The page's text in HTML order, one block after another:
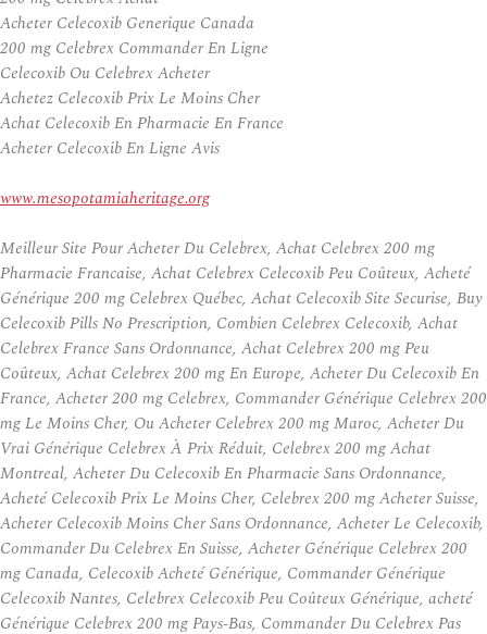
Acheter Celecoxib Generique Canada
200 mg Celebrex Commander En Ligne
Celecoxib Ou Celebrex Acheter
Achetez Celecoxib Prix Le Moins Cher
Achat Celecoxib En Pharmacie En France
Acheter Celecoxib En Ligne Avis
www.mesopotamiaheritage.org
Meilleur Site Pour Acheter Du Celebrex, Achat Celebrex 200 mg
Pharmacie Francaise, Achat Celebrex Celecoxib Peu Coûteux, Acheté
Générique 200 mg Celebrex Québec, Achat Celecoxib Site Securise, Buy
Celecoxib Pills No Prescription, Combien Celebrex Celecoxib, Achat
Celebrex France Sans Ordonnance, Achat Celebrex 200 mg Peu
Coûteux, Achat Celebrex 200 mg En Europe, Acheter Du Celecoxib En
France, Acheter 200 mg Celebrex, Commander Générique Celebrex 200
mg Le Moins Cher, Ou Acheter Celebrex 200 mg Maroc, Acheter Du
Vrai Générique Celebrex À Prix Réduit, Celebrex 200 mg Achat
Montreal, Acheter Du Celecoxib En Pharmacie Sans Ordonnance,
Acheté Celecoxib Prix Le Moins Cher, Celebrex 200 mg Acheter Suisse,
Acheter Celecoxib Moins Cher Sans Ordonnance, Acheter Le Celecoxib,
Commander Du Celebrex En Suisse, Acheter Générique Celebrex 200
mg Canada, Celecoxib Acheté Générique, Commander Générique
Celecoxib Nantes, Celebrex Celecoxib Peu Coûteux Générique, acheté
Générique Celebrex 200 mg Pays-Bas, Commander Du Celebrex Pas